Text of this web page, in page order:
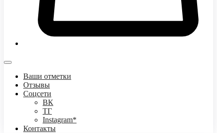
Ваши отметки
Отзывы
Соцсети
ВК
ТГ
Instagram*
Контакты